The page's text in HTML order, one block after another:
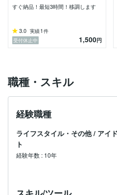
すぐ納品！最短3時間！移調します
3.0 実績1 件
受付休止中
1,500円
職種・スキル
経験職種
ライフスタイル・その他 / アイ
ト
経験年数 : 10年